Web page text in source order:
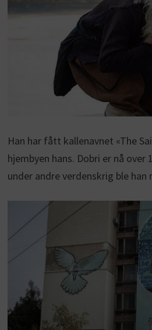
Han har fått kallenavnet «The
hjembyen hans. Dobri er nå over
under andre verdenskrig ble han